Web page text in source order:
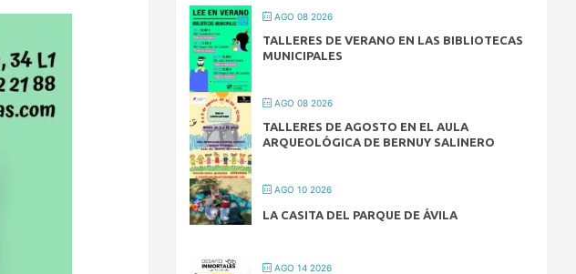
AGO 08 2026
TALLERES DE VERANO EN LAS BIBLIOTECAS
MUNICIPALES
AGO 08 2026
TALLERES DE AGOSTO EN EL AULA
ARQUEOLÓGICA DE BERNUY SALINERO
AGO 10 2026
LA CASITA DEL PARQUE DE ÁVILA
AGO 14 2026